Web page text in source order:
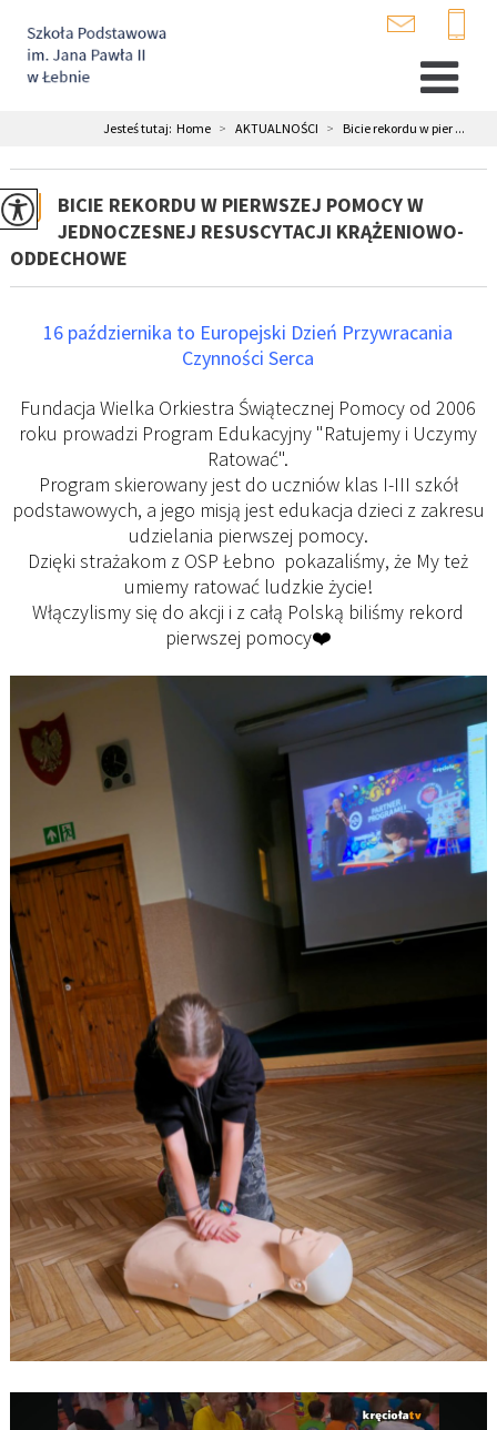
Jesteś tutaj: Home > AKTUALNOŚCI > Bicie rekordu w pier ...
BICIE REKORDU W PIERWSZEJ POMOCY W
JEDNOCZESNEJ RESUSCYTACJI KRĄŻENIOWO-
ODDECHOWE
16 października to Europejski Dzień Przywracania
Czynności Serca
Fundacja Wielka Orkiestra Świątecznej Pomocy od 2006
roku prowadzi Program Edukacyjny "Ratujemy i Uczymy
Ratować".
Program skierowany jest do uczniów klas I-III szkół
podstawowych, a jego misją jest edukacja dzieci z zakresu
udzielania pierwszej pomocy.
Dzięki strażakom z OSP Łebno pokazaliśmy, że My też
umiemy ratować ludzkie życie!
Włączylismy się do akcji i z całą Polską biliśmy rekord
pierwszej pomocy❤️